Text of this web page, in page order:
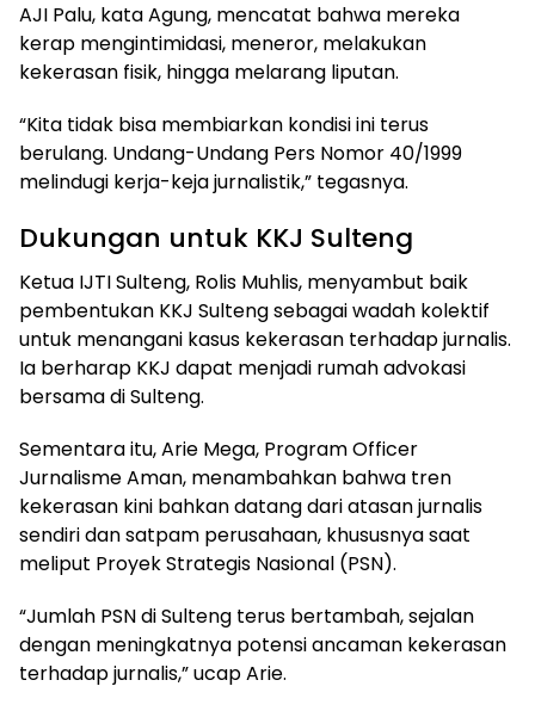
AJI Palu, kata Agung, mencatat bahwa mereka
kerap mengintimidasi, meneror, melakukan
kekerasan fisik, hingga melarang liputan.
“Kita tidak bisa membiarkan kondisi ini terus
berulang. Undang-Undang Pers Nomor 40/1999
melindugi kerja-keja jurnalistik,” tegasnya.
Dukungan untuk KKJ Sulteng
Ketua IJTI Sulteng, Rolis Muhlis, menyambut baik
pembentukan KKJ Sulteng sebagai wadah kolektif
untuk menangani kasus kekerasan terhadap jurnalis.
Ia berharap KKJ dapat menjadi rumah advokasi
bersama di Sulteng.
Sementara itu, Arie Mega, Program Officer
Jurnalisme Aman, menambahkan bahwa tren
kekerasan kini bahkan datang dari atasan jurnalis
sendiri dan satpam perusahaan, khususnya saat
meliput Proyek Strategis Nasional (PSN).
“Jumlah PSN di Sulteng terus bertambah, sejalan
dengan meningkatnya potensi ancaman kekerasan
terhadap jurnalis,” ucap Arie.